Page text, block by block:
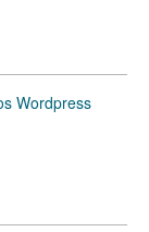
Wordpress